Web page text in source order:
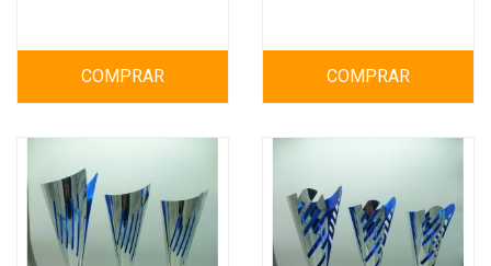
COMPRAR COMPRAR